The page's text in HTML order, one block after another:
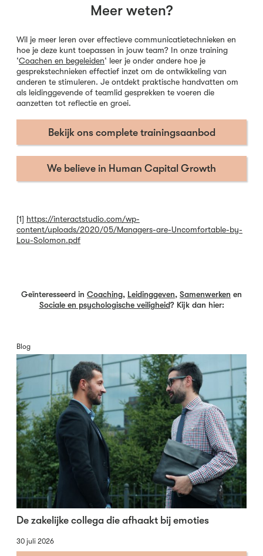
Meer weten?
Wil je meer leren over effectieve communicatietechnieken en
hoe je deze kunt toepassen in jouw team? In onze training
‘Coachen en begeleiden‘ leer je onder andere hoe je
gesprekstechnieken effectief inzet om de ontwikkeling van
anderen te stimuleren. Je ontdekt praktische handvatten om
als leidinggevende of teamlid gesprekken te voeren die
aanzetten tot reflectie en groei.
Bekijk ons complete trainingsaanbod
We believe in Human Capital Growth
[1] https://interactstudio.com/wp-
content/uploads/2020/05/Managers-are-Uncomfortable-by-
Lou-Solomon.pdf
Geïnteresseerd in Coaching, Leidinggeven, Samenwerken en
Sociale en psychologische veiligheid? Kijk dan hier:
Blog
De zakelijke collega die afhaakt bij emoties
30 juli 2026